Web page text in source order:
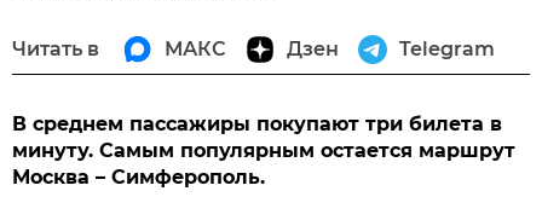
Читать в МАКС Дзен Telegram
В среднем пассажиры покупают три билета в
минуту. Самым популярным остается маршрут
Москва – Симферополь.